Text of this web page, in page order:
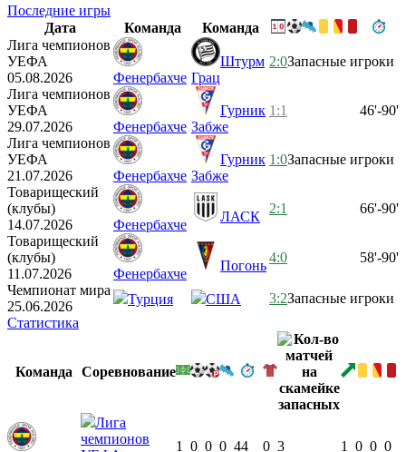
Последние игры
Дата
Команда
Команда
Лига чемпионов
УЕФА
05.08.2026
Фенербахче
Штурм
Грац
2:0Запасные игроки
Лига чемпионов
УЕФА
29.07.2026
Фенербахче
Гурник
Забже
1:1 46'-90'
Лига чемпионов
УЕФА
21.07.2026
Фенербахче
Гурник
Забже
1:0Запасные игроки
Товарищеский
(клубы)
14.07.2026
Фенербахче
ЛАСК
2:1 66'-90'
Товарищеский
(клубы)
11.07.2026
Фенербахче
Погонь
4:0 58'-90'
Чемпионат мира
25.06.2026
Турция США 3:2Запасные игроки
Статистика
Команда Соревнование
Лига
чемпионов
1 0 0 0 44 0 3 1 0 0 0